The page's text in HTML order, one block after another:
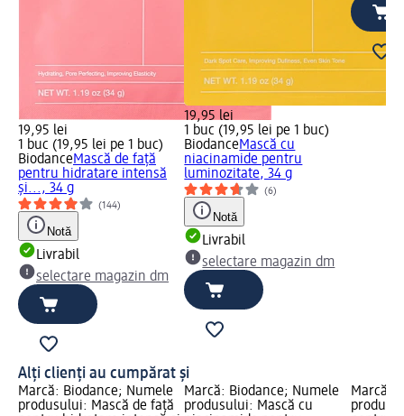
19,95 lei
1 buc (19,95 lei pe 1 buc)
BiodanceMască de față
pentru hidratare intensă
și..., 34 g
(144)
Notă
Livrabil
selectare magazin dm
19,95 lei
1 buc (19,95 lei pe 1 buc)
BiodanceMască cu
niacinamide pentru
luminozitate, 34 g
(6)
Notă
Livrabil
selectare magazin dm
Alți clienți au cumpărat și
Marcă: Biodance; Numele
produsului: Mască de față
Marcă: Biodance; Numele
produsului: Mască cu
Marcă: